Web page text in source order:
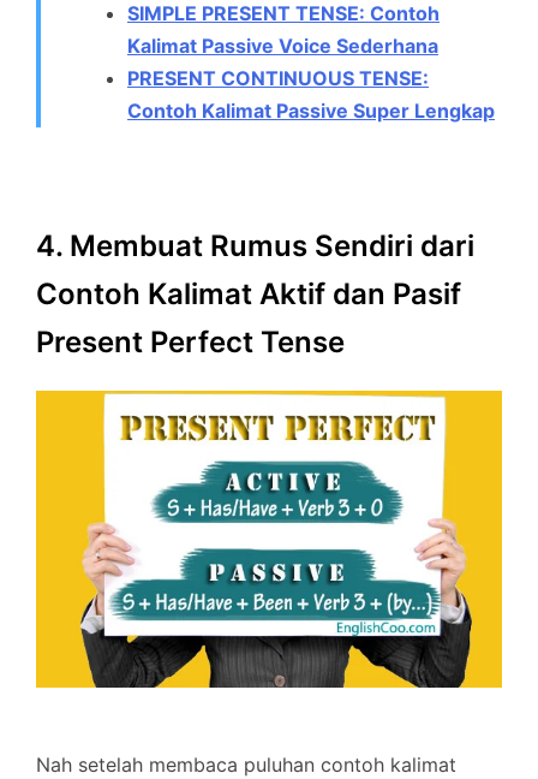
SIMPLE PRESENT TENSE: Contoh
Kalimat Passive Voice Sederhana
PRESENT CONTINUOUS TENSE:
Contoh Kalimat Passive Super Lengkap
4. Membuat Rumus Sendiri dari
Contoh Kalimat Aktif dan Pasif
Present Perfect Tense
Nah setelah membaca puluhan contoh kalimat